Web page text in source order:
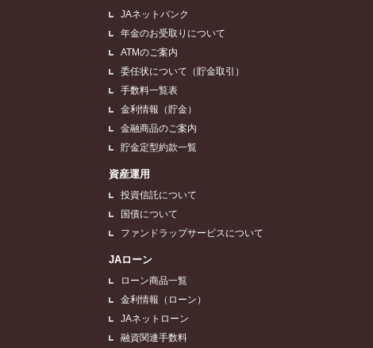
JAネットバンク
年金のお受取りについて
ATMのご案内
委任状について（貯金取引）
手数料一覧表
金利情報（貯金）
金融商品のご案内
貯金定型約款一覧
資産運用
投資信託について
国債について
ファンドラップサービスについて
JAローン
ローン商品一覧
金利情報（ローン）
JAネットローン
融資関連手数料